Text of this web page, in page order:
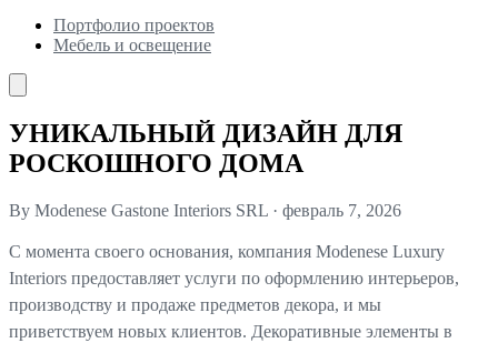
Портфолио проектов
Мебель и освещение
УНИКАЛЬНЫЙ ДИЗАЙН ДЛЯ
РОСКОШНОГО ДОМА
By Modenese Gastone Interiors SRL · февраль 7, 2026
С момента своего основания, компания Modenese Luxury
Interiors предоставляет услуги по оформлению интерьеров,
производству и продаже предметов декора, и мы
приветствуем новых клиентов. Декоративные элементы в